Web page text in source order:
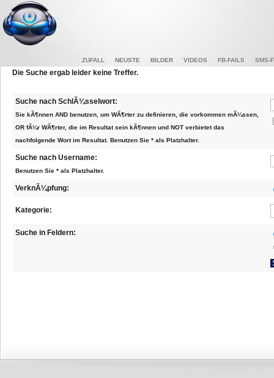
ZUFALL NEUSTE BILDER VIDEOS FB-FAILS SMS-
Die Suche ergab leider keine Treffer.
Suche nach SchlÃ¼sselwort:
Sie kÃ¶nnen AND benutzen, um WÃ¶rter zu definieren, die vorkommen mÃ¼ssen,
OR fÃ¼r WÃ¶rter, die im Resultat sein kÃ¶nnen und NOT verbietet das
nachfolgende Wort im Resultat. Benutzen Sie * als Platzhalter.
Suche nach Username:
Benutzen Sie * als Platzhalter.
VerknÃ¼pfung:
Kategorie:
Suche in Feldern: